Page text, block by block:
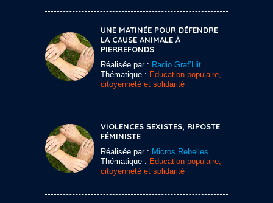
UNE MATINÉE POUR DÉFENDRE
LA CAUSE ANIMALE À
PIERREFONDS
Réalisée par : Radio Graf’Hit
Thématique : Education populaire,
citoyenneté et solidarité
VIOLENCES SEXISTES, RIPOSTE
FÉMINISTE
Réalisée par : Micros Rebelles
Thématique : Education populaire,
citoyenneté et solidarité